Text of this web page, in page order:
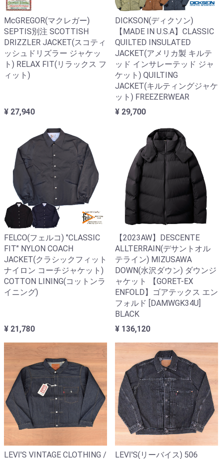
McGREGOR(マクレガー)
SEPTIS別注 SCOTTISH
DRIZZLER JACKET(スコティ
ッシュドリズラー ジャケッ
ト) RELAX FIT(リラックス フ
ィット)
¥ 27,940
DICKSON(ディクソン)
【MADE IN U.S.A】CLASSIC
QUILTED INSULATED
JACKET(アメリカ製 キルテ
ッド インサレーテッド ジャ
ケット) QUILTING
JACKET(キルティングジャケ
ット) FREEZERWEAR
¥ 29,700
FELCO(フェルコ) "CLASSIC
FIT" NYLON COACH
JACKET(クラシックフィット
ナイロン コーチジャケット)
COTTON LINING(コットンラ
イニング)
¥ 21,780
【2023AW】DESCENTE
ALLTERRAIN(デサントオル
テライン) MIZUSAWA
DOWN(水沢ダウン) ダウンジ
ャケット 【GORET-EX
ENFOLD】ゴアテックス エン
フォルド [DAMWGK34U]
BLACK
¥ 136,120
LEVI'S VINTAGE CLOTHING /
LEVI'S(リーバイス) 506